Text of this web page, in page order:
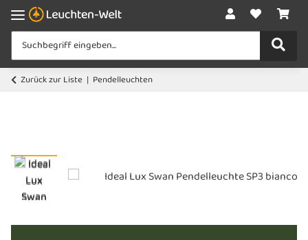
Zurück zur Liste Pendelleuchten